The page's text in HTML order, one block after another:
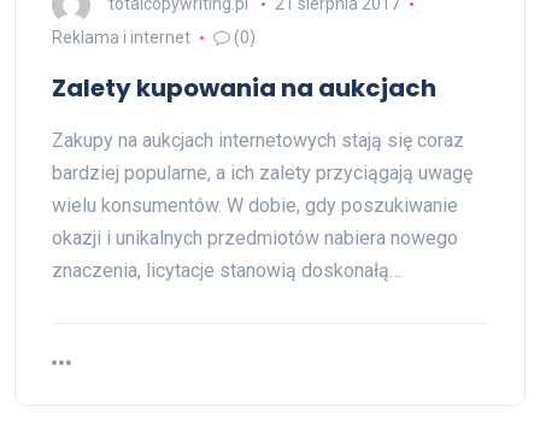
Reklama i internet
(0)
Zalety kupowania na aukcjach
Zakupy na aukcjach internetowych stają się coraz
bardziej popularne, a ich zalety przyciągają uwagę
wielu konsumentów. W dobie, gdy poszukiwanie
okazji i unikalnych przedmiotów nabiera nowego
znaczenia, licytacje stanowią doskonałą…